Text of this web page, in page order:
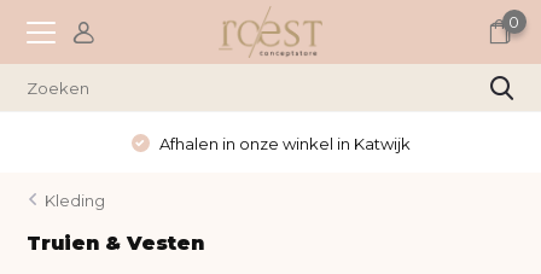
0
Afhalen in onze winkel in Katwijk
Kleding
Truien & Vesten